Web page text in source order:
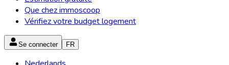
Que chez immoscoop
Vérifiez votre budget logement
Se connecter FR